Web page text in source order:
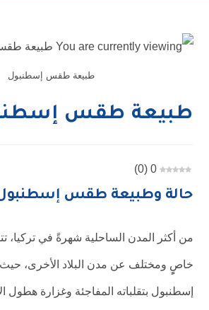
طبيعة طقس إسطنبول
طبيعة طقس
0
(
0
)
حالة وطبيعة طقس
من أكثر المدن الساحلية شهرةً في تركيا،
خاصٍٍ ومختلف عن مدن البلاد الأخرى،
إسطنبول بتقلباته المفاجئة وغزارة هطول